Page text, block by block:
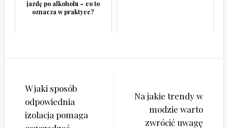
jazdę po alkoholu – co to
oznacza w praktyce?
Nawigacja
wpisu
W jaki sposób
odpowiednia
izolacja pomaga
Na jakie trendy w
modzie warto
zwrócić uwagę